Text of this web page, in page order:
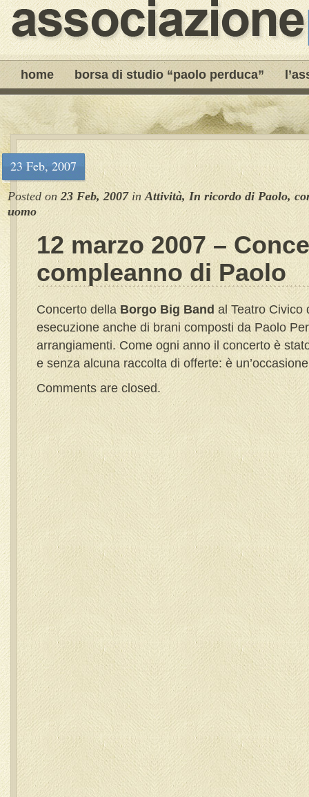
home borsa di studio “paolo perduca”
23 Feb, 2007
Posted on23 Feb, 2007inAttività, In ricordo di Paolo,
uomo
12 marzo 2007 –
compleanno di Paolo
Concerto dellaBorgo Big Band al Teatro Civico
esecuzione anche di brani composti da Paolo
arrangiamenti. Come ogni anno il concerto è
e senza alcuna raccolta di offerte: è
Comments are closed.